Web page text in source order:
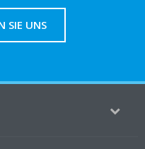
SIE UNS